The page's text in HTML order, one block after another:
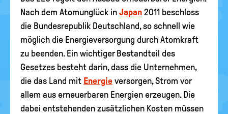
Nach dem Atomunglück in Japan 2011 beschloss
die Bundesrepublik Deutschland, so schnell wie
möglich die Energieversorgung durch Atomkraft
zu beenden. Ein wichtiger Bestandteil des
Gesetzes besteht darin, dass die Unternehmen,
die das Land mit Energie versorgen, Strom vor
allem aus erneuerbaren Energien erzeugen. Die
dabei entstehenden zusätzlichen Kosten müssen